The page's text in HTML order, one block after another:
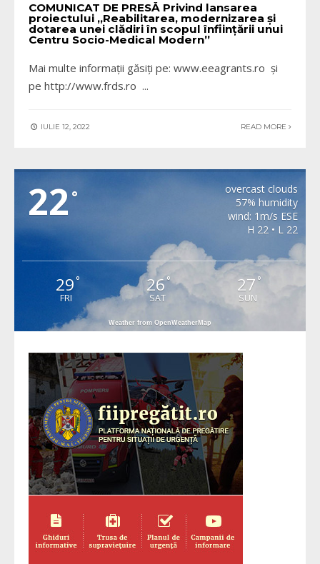
COMUNICAT DE PRESĂ Privind lansarea
proiectului ,,Reabilitarea, modernizarea şi
dotarea unei clădiri în scopul înfiinţării unui
Centru Socio-Medical Modern”
Mai multe informații găsiți pe: www.eeagrants.ro și
pe http://www.frds.ro ...
IULIE 12, 2022 READ MORE
22 °
overcast clouds
57% humidity
wind: 1m/s ESE
H 22 • L 22
29°
FRI
26°
SAT
27°
SUN
Weather from OpenWeatherMap